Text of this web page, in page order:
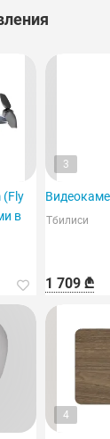
(Fly
в
3
Тбилиси
1 709 ₾
4